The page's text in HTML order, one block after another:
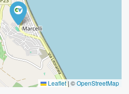
Leaflet|©OpenStreetMap